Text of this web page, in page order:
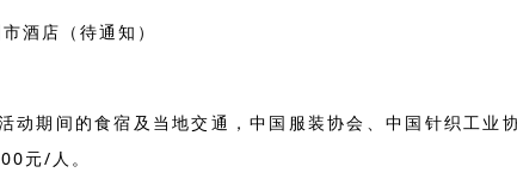
酒店（待通知）
动期间的食宿及当地交通，中国服装协会、中国针织工
元/人。